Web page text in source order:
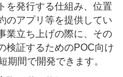
を発行する仕組み、位置
のアプリ等を提供してい
業立ち上げの際に、その
検証するためのPOC向け
期間で開発できます。